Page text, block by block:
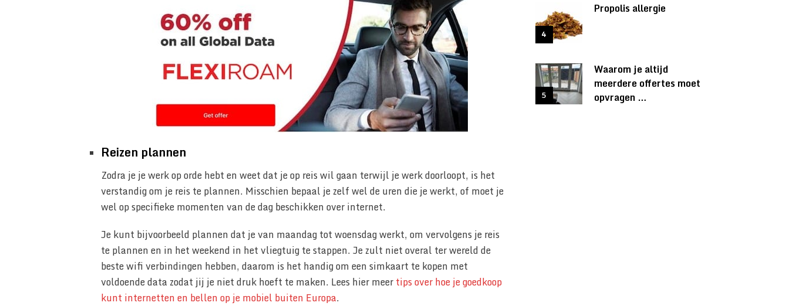
Reizen plannen
Zodra je je werk op orde hebt en weet dat je op reis wil gaan terwijl je werk doorloopt, is het
verstandig om je reis te plannen. Misschien bepaal je zelf wel de uren die je werkt, of moet je
wel op specifieke momenten van de dag beschikken over internet.
Je kunt bijvoorbeeld plannen dat je van maandag tot woensdag werkt, om vervolgens je reis
te plannen en in het weekend in het vliegtuig te stappen. Je zult niet overal ter wereld de
beste wifi verbindingen hebben, daarom is het handig om een simkaart te kopen met
voldoende data zodat jij je niet druk hoeft te maken. Lees hier meertips over hoe je goedkoop
kunt internetten en bellen op je mobiel buiten Europa.
Propolis allergie
Waarom je altijd
meerdere offertes moet
opvragen …